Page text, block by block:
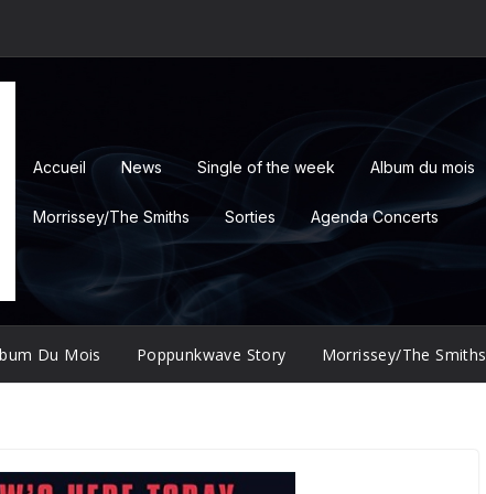
Accueil News Single of the week Album du mois
Morrissey/The Smiths Sorties Agenda Concerts
Du Mois Poppunkwave Story Morrissey/The Smiths